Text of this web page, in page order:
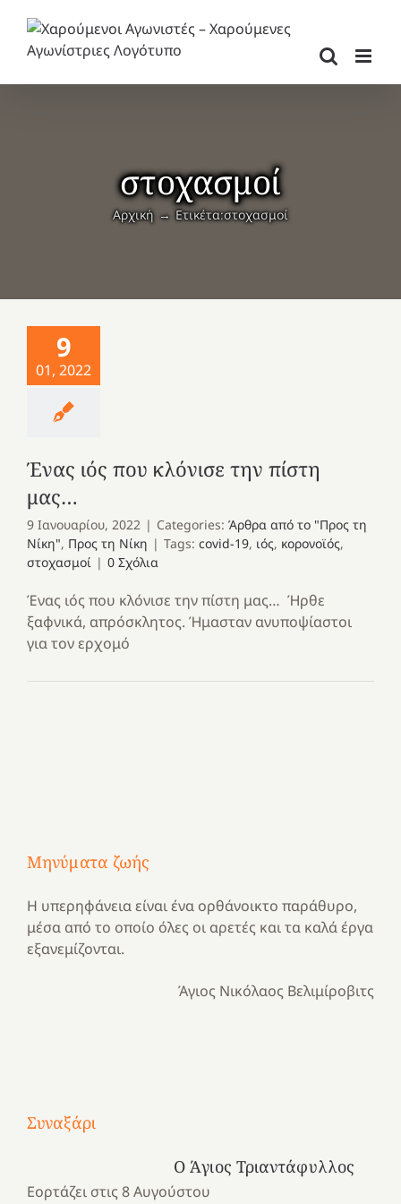
περιεχόμενο
στοχασμοί
Αρχική Ετικέτα:στοχασμοί
9
01, 2022
Ένας ιός που κλόνισε την πίστη
μας…
9 Ιανουαρίου, 2022 | Categories: Άρθρα από το "Προς τη
Νίκη", Προς τη Νίκη | Tags: covid-19, ιός, κορονοϊός,
στοχασμοί | 0 Σχόλια
Ένας ιός που κλόνισε την πίστη μας… Ήρθε
ξαφνικά, απρόσκλητος. Ήμασταν ανυποψίαστοι
για τον ερχομό
Μηνύματα ζωής
Η υπερηφάνεια είναι ένα ορθάνοικτο παράθυρο,
μέσα από το οποίο όλες οι αρετές και τα καλά έργα
εξανεμίζονται.
Άγιος Νικόλαος Βελιμίροβιτς
Συναξάρι
Ο Άγιος Τριαντάφυλλος
Εορτάζει στις 8 Αυγούστου
χρονιά
καλοκαίρι
καρδιά
“Ερυθρός
στιγμές
Ελληνικό